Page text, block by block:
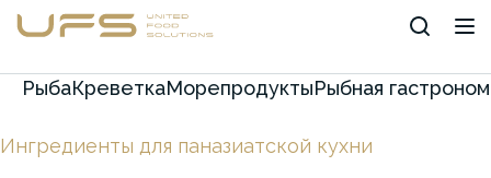
РыбаКреветкаМорепродуктыРыбная
Ингредиенты для паназиатской кухни